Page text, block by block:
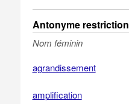
Antonyme restriction
Nom féminin
agrandissement
amplification